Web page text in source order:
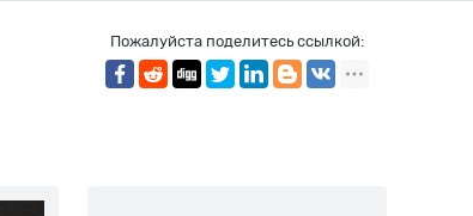
Пожалуйста поделитесь ссылкой: